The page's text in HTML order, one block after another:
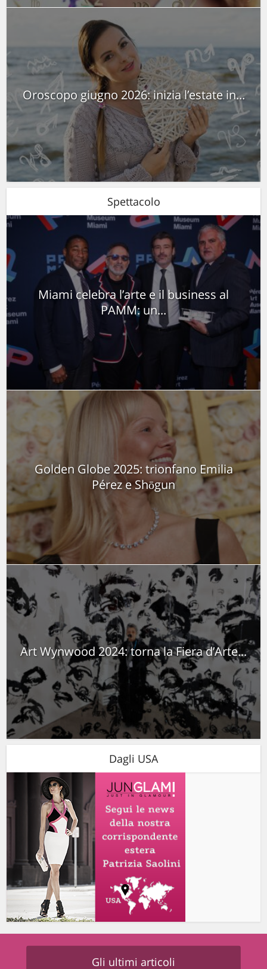
Oroscopo giugno 2026: inizia l’estate in...
Spettacolo
Miami celebra l’arte e il business al
PAMM: un...
Golden Globe 2025: trionfano Emilia
Pérez e Shōgun
Art Wynwood 2024: torna la Fiera d’Arte...
Dagli USA
Gli ultimi articoli